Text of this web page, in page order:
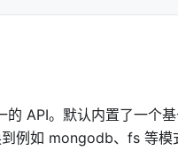
API。默认内置了一个
例如 mongodb、fs 等模